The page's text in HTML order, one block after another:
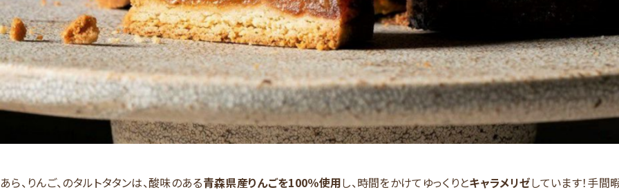
あら、りんご、のタルトタタンは、酸味のある青森県産りんごを100％使用し、時間をかけてゆっくりとキャラメリゼしています！手間